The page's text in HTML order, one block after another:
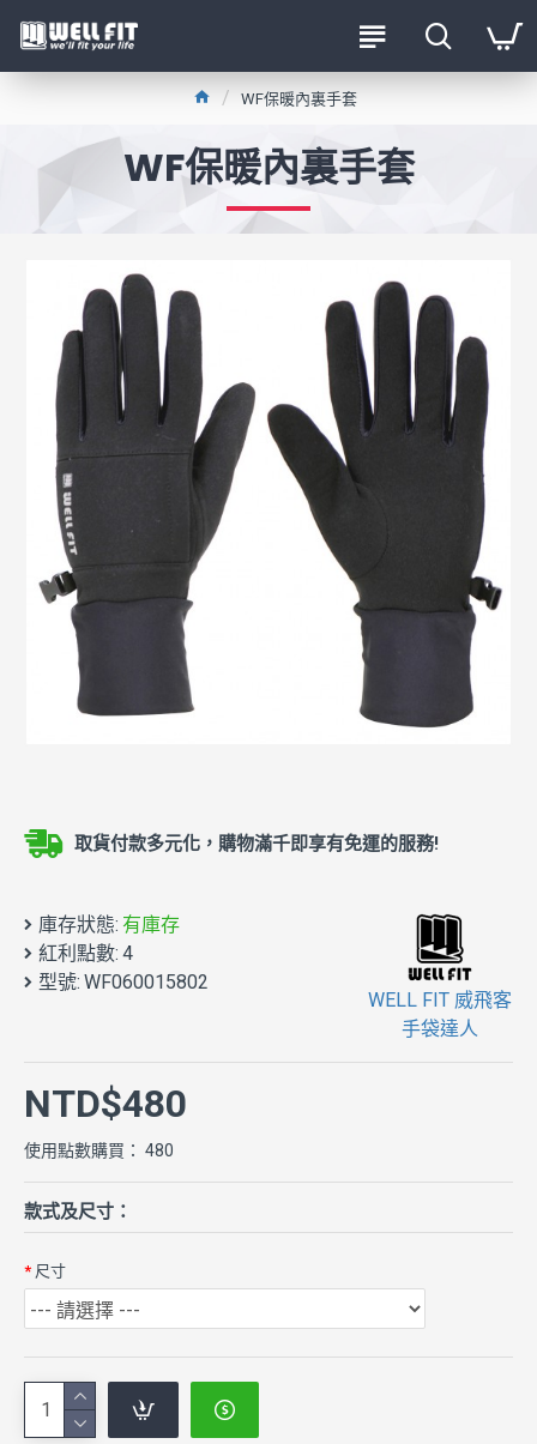
WF保暖內裏手套
WF保暖內裏手套
取貨付款多元化，購物滿千即享有免運的服務!
庫存狀態: 有庫存
紅利點數: 4
型號: WF060015802
WELL FIT 威飛客
手袋達人
NTD$480
使用點數購買： 480
款式及尺寸：
尺寸